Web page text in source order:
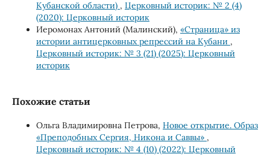
Кубанской области) , Церковный историк: № 2 (4)
(2020): Церковный историк
Иеромонах Антоний (Малинский), «Страница» из
истории антицерковных репрессий на Кубани ,
Церковный историк: № 3 (21) (2025): Церковный
историк
Похожие статьи
Ольга Владимировна Петрова, Новое открытие. Образ
«Преподобных Сергия, Никона и Саввы» ,
Церковный историк: № 4 (10) (2022): Церковный